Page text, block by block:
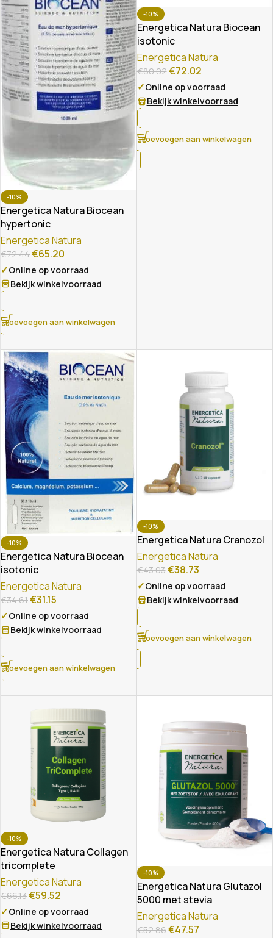
-10%
Energetica Natura Biocean
hypertonic
Energetica Natura
€72.44€65.20
✓Online op voorraad
Bekijk winkelvoorraad
Toevoegen aan winkelwagen
-10%
Energetica Natura Biocean
isotonic
Energetica Natura
€80.02€72.02
✓Online op voorraad
Bekijk winkelvoorraad
Toevoegen aan winkelwagen
-10%
Energetica Natura Biocean
isotonic
Energetica Natura
€34.61€31.15
✓Online op voorraad
Bekijk winkelvoorraad
Toevoegen aan winkelwagen
-10%
Energetica Natura Cranozol
Energetica Natura
€43.03€38.73
✓Online op voorraad
Bekijk winkelvoorraad
Toevoegen aan winkelwagen
-10%
Energetica Natura Collagen
tricomplete
Energetica Natura
€66.13€59.52
✓Online op voorraad
Bekijk winkelvoorraad
-10%
Energetica Natura Glutazol
5000 met stevia
Energetica Natura
€52.86€47.57